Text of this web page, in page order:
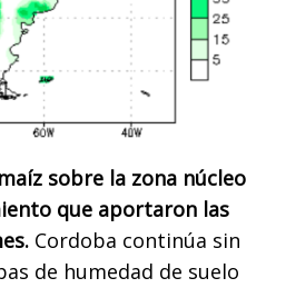
sobre la zona núcleo
que aportaron las
Cordoba continúa sin
de humedad de suelo